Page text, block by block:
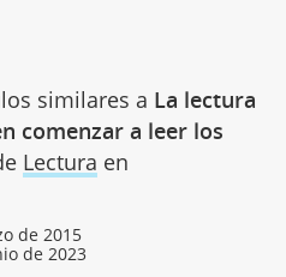
similares a La lectura
comenzar a leer los
Lectura en
de 2015
de 2023